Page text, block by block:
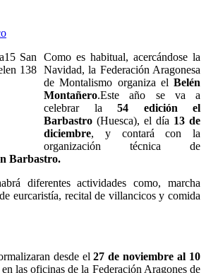
Como es habitual, acercándose la
Navidad, la Federación Aragonesa
de Montalismo organiza el Belén
Montañero.Este año se va a
celebrar la 54 edición el
Barbastro (Huesca), el día 13 de
diciembre, y contará con la
organización técnica de
Barbastro.
diferentes actividades como, marcha
eurcaristía, recital de villancicos y comida
desde el27 de noviembre al 10
las oficinas de la Federación Aragones de